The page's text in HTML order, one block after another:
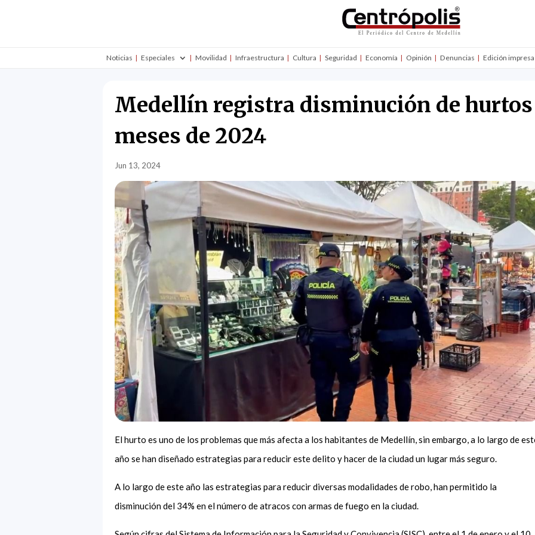
Noticias Especiales Movilidad Infraestructura Cultura Seguridad Economía Opinión Denuncias Edición impresa
Medellín registra disminución de
meses de 2024
Jun 13, 2024
El hurto es uno de los problemas que más afecta a los habitantes de Medellín, sin embargo, a lo largo de
año se han diseñado estrategias para reducir este delito y hacer de la ciudad un lugar más seguro.
A lo largo de este año las estrategias para reducir diversas modalidades de robo, han permitido la
disminución del 34% en el número de atracos con armas de fuego en la ciudad.